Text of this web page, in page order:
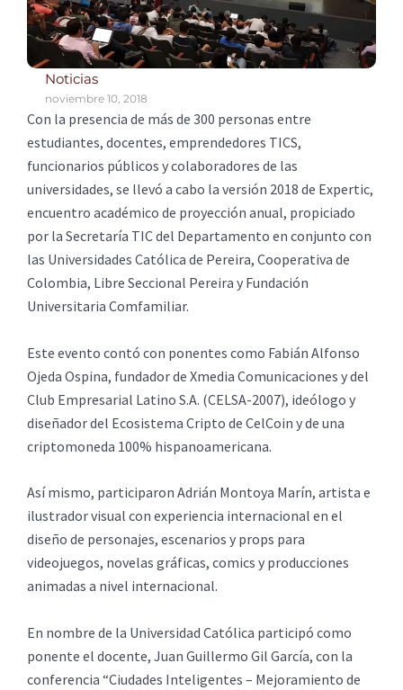
Noticias
noviembre 10, 2018
Con la presencia de más de 300 personas entre
estudiantes, docentes, emprendedores TICS,
funcionarios públicos y colaboradores de las
universidades, se llevó a cabo la versión 2018 de Expertic,
encuentro académico de proyección anual, propiciado
por la Secretaría TIC del Departamento en conjunto con
las Universidades Católica de Pereira, Cooperativa de
Colombia, Libre Seccional Pereira y Fundación
Universitaria Comfamiliar.
Este evento contó con ponentes como Fabián Alfonso
Ojeda Ospina, fundador de Xmedia Comunicaciones y del
Club Empresarial Latino S.A. (CELSA-2007), ideólogo y
diseñador del Ecosistema Cripto de CelCoin y de una
criptomoneda 100% hispanoamericana.
Así mismo, participaron Adrián Montoya Marín, artista e
ilustrador visual con experiencia internacional en el
diseño de personajes, escenarios y props para
videojuegos, novelas gráficas, comics y producciones
animadas a nivel internacional.
En nombre de la Universidad Católica participó como
ponente el docente, Juan Guillermo Gil García, con la
conferencia “Ciudades Inteligentes – Mejoramiento de